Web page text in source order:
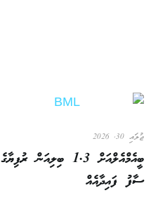
ޖުލައި 30, 2026
ބީއެމްއެލްއަށް 1.3 ބިލިއަން ރުފިޔާގެ
ސާފު ފައިދާއެއް